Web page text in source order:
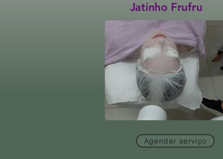
Jatinho Frufru
Agendar serviço